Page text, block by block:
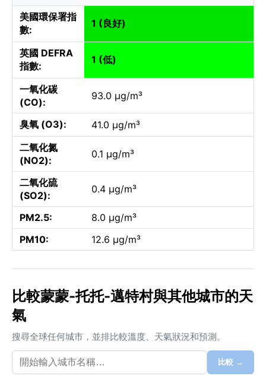
美國環保署指
數:
1 (良好)
英國 DEFRA
指數:
1 (低)
一氧化碳
(CO):
93.0 µg/m³
臭氧 (O3):
41.0 µg/m³
二氧化氮
(NO2):
0.1 µg/m³
二氧化硫
(SO2):
0.4 µg/m³
PM2.5:
8.0 µg/m³
PM10:
12.6 µg/m³
比較蒙蒙-托托-邁特村與其他城市的天
氣
搜尋全球任何城市，並排比較溫度、天氣狀況和預測。
比較 →